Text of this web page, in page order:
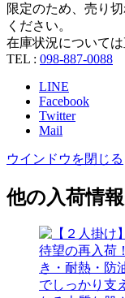
限定のため、売り
ください。
在庫状況について
TEL : 098-887-0088
LINE
Facebook
Twitter
Mail
ウインドウを閉じる
他の入荷情